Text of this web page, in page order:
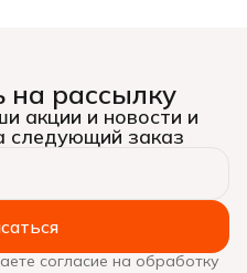
рассылку
акции и новости и
следующий заказ
согласие на обработку